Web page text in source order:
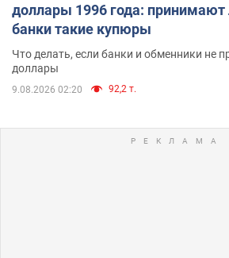
доллары 1996 года: принимают
банки такие купюры
Что делать, если банки и обменники не
доллары
9.08.2026 02:20 92,2 т.